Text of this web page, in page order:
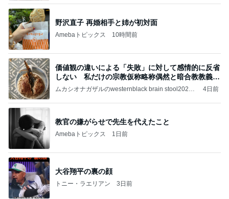
野沢直子 再婚相手と姉が初対面
Amebaトピックス 10時間前
価値観の違いによる「失敗」に対して感情的に反省
しない 私だけの宗教仮称略称偶然と暗合教教義候
補
ムカシオナガザルのwesternblack brain stool2024
ガザル
4日前
教官の嫌がらせで先生を代えたこと
Amebaトピックス 1日前
大谷翔平の裏の顔
トニー・ラエリアン 3日前